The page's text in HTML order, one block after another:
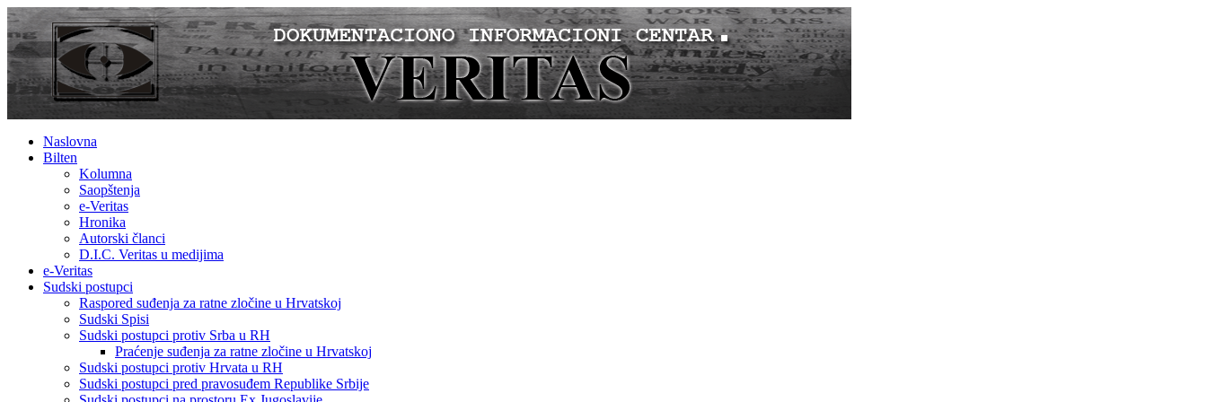
Naslovna
Bilten
Kolumna
Saopštenja
e-Veritas
Hronika
Autorski članci
D.I.C. Veritas u medijima
e-Veritas
Sudski postupci
Raspored suđenja za ratne zločine u Hrvatskoj
Sudski Spisi
Sudski postupci protiv Srba u RH
Praćenje suđenja za ratne zločine u Hrvatskoj
Sudski postupci protiv Hrvata u RH
Sudski postupci pred pravosuđem Republike Srbije